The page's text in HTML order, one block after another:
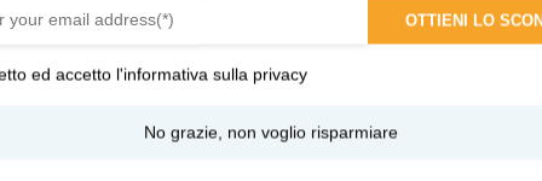
OTTIENI LO
ed accetto l'informativa sulla privacy
No grazie, non voglio risparmiare